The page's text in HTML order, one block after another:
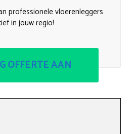
professionele vloerenleggers
in jouw regio!
OFFERTE AAN